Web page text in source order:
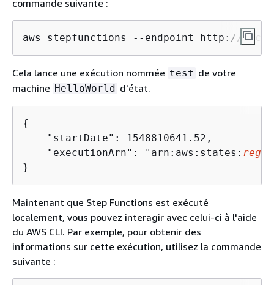
commande suivante :
aws stepfunctions --endpoint http://
Cela lance une exécution nommée test de votre
machine HelloWorld d'état.
{
    "startDate": 1548810641.52,
    "executionArn": "arn:aws:states:
}
Maintenant que Step Functions est exécuté
localement, vous pouvez interagir avec celui-ci à l'aide
du AWS CLI. Par exemple, pour obtenir des
informations sur cette exécution, utilisez la commande
suivante :